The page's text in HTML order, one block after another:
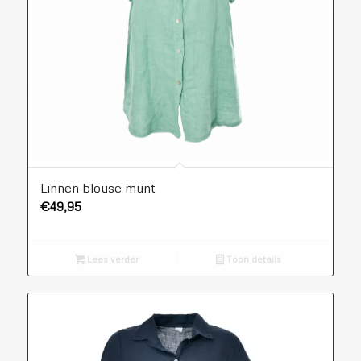
Linnen blouse munt
€49,95
Lees verder Toon details